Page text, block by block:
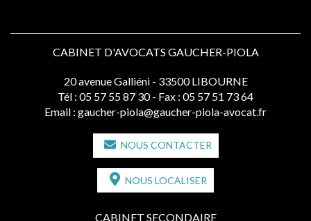
CABINET D'AVOCATS GAUCHER-PIOLA
20 avenue Galliéni - 33500 LIBOURNE
Tél : 05 57 55 87 30 - Fax : 05 57 51 73 64
Email : gaucher-piola@gaucher-piola-avocat.fr
NOUS CONTACTER
NOUS LOCALISER
CABINET SECONDAIRE